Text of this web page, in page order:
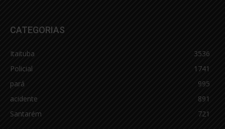
CATEGORIAS
Itaituba
3536
Policial
1741
pará
995
acidente
891
Santarém
721